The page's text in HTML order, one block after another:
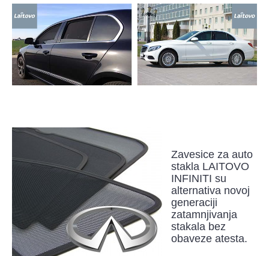
Zavesice za auto
stakla LAITOVO
INFINITI su
alternativa novoj
generaciji
zatamnjivanja
stakala bez
obaveze atesta.